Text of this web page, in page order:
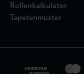
Rollenkalkulator
Tapetenmuster